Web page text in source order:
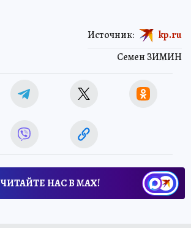
Семен ЗИМИН
Источник: kp.ru
ЧИТАЙТЕ НАС В МАХ!